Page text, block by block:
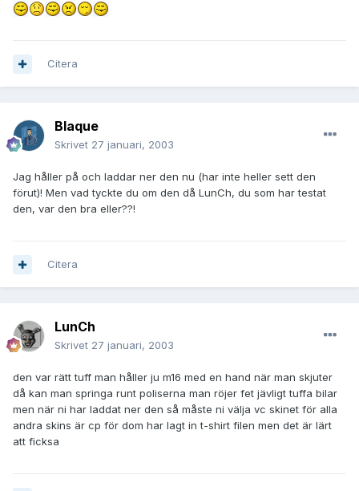
Citera
Blaque
Skrivet 27 januari, 2003
Jag håller på och laddar ner den nu (har inte heller sett den
förut)! Men vad tyckte du om den då LunCh, du som har testat
den, var den bra eller??!
Citera
LunCh
Skrivet 27 januari, 2003
den var rätt tuff man håller ju m16 med en hand när man skjuter
då kan man springa runt poliserna man röjer fet jävligt tuffa bilar
men när ni har laddat ner den så måste ni välja vc skinet för alla
andra skins är cp för dom har lagt in t-shirt filen men det är lärt
att ficksa